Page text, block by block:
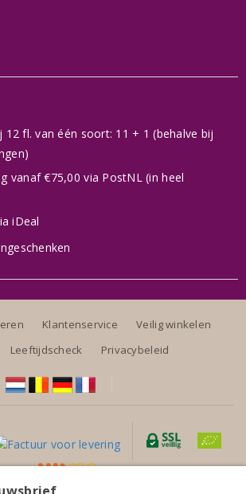
fl. van één soort: 11 + 1 (behalve bij
vanaf €75,00 via PostNL (in heel
iDeal
Klantenservice
Veilig winkelen
Leeftijdscheck Privacybeleid